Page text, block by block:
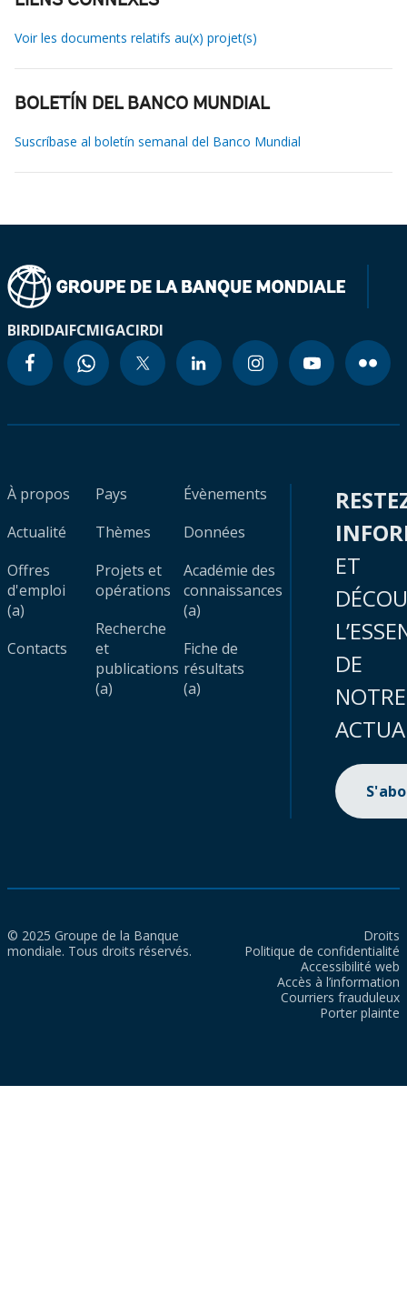
Voir les documents relatifs au(x) projet(s)
BOLETÍN DEL BANCO MUNDIAL
Suscríbase al boletín semanal del Banco Mundial
BIRDIDAIFCMIGACIRDI
À propos
Actualité
Offres
d'emploi
(a)
Contacts
Pays
Thèmes
Projets et
opérations
Recherche
et
publications
(a)
Évènements
Données
Académie des
connaissances
(a)
Fiche de
résultats
(a)
ET
DE
NOTRE
© 2025 Groupe de la Banque
mondiale. Tous droits réservés.
Droits
Politique de confidentialité
Accessibilité web
Accès à l’information
Courriers frauduleux
Porter plainte